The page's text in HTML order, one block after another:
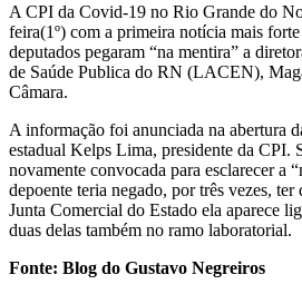
A CPI da Covid-19 no Rio Grande do
feira(1º) com a primeira notícia mais
deputados pegaram “na mentira” a
de Saúde Publica do RN (LACEN),
Câmara.
A informação foi anunciada na abertura
estadual Kelps Lima, presidente da CPI.
novamente convocada para esclarecer a
depoente teria negado, por três vezes, ter
Junta Comercial do Estado ela aparece
duas delas também no ramo laboratorial.
Fonte: Blog do Gustavo Negreiros